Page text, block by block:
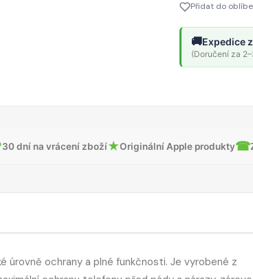
Přidat do
🚚Expedice
(Doručení za
30 dní na vrácení zboží★Originální Apple produkty☎
úrovně ochrany a plné funkčnosti. Je vyrobené z